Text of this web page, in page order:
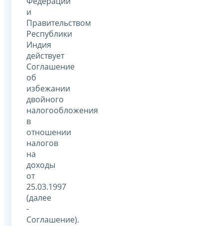
и
Правительством
Республики
Индия
действует
Соглашение
об
избежании
двойного
налогообложения
в
отношении
налогов
на
доходы
от
25.03.1997
(далее
-
Соглашение).